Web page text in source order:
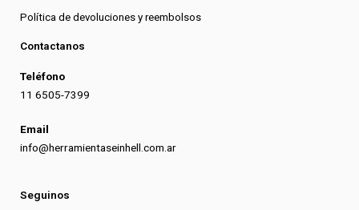
Política de devoluciones y reembolsos
Contactanos
Teléfono
11 6505-7399
Email
info@herramientaseinhell.com.ar
Seguinos